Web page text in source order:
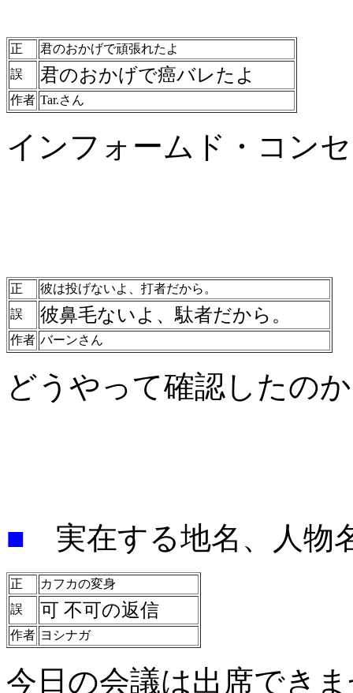
正
君のおかげで頑張れたよ
誤
君のおかげで癌バレたよ
作者 Tar.さん
インフォームド・コン
正
彼は投げないよ、打者だから。
誤
彼鼻毛ないよ、駄者だから。
作者 バーンさん
どうやって確認したの
■ 実在する地名、人物
正
カフカの変身
誤
可 不可の返信
作者 ヨシナガ
今日の会議は出席でき